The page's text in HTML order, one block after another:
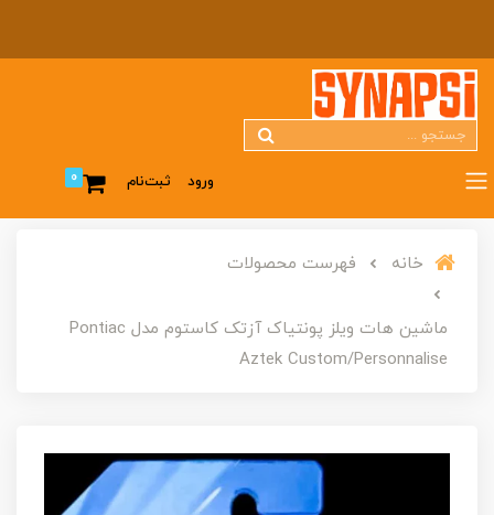
ورود ثبت‌نام 0
خانه فهرست محصولات
ماشین هات ویلز پونتیاک آزتک کاستوم مدل Pontiac
Aztek Custom/Personnalise